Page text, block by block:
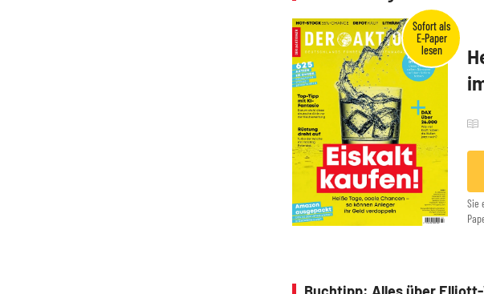
Sie